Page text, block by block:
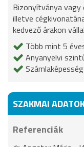
Bizonyítványa
illetve
kedvező árakon
Több mint 5
Anyanyelvi
Számlaképesség
SZAKMAI
Referenciák